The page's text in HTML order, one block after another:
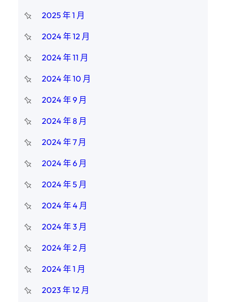
2025 年 1 月
2024 年 12 月
2024 年 11 月
2024 年 10 月
2024 年 9 月
2024 年 8 月
2024 年 7 月
2024 年 6 月
2024 年 5 月
2024 年 4 月
2024 年 3 月
2024 年 2 月
2024 年 1 月
2023 年 12 月